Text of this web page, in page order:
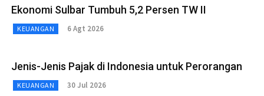
Ekonomi Sulbar Tumbuh 5,2 Persen TW II
KEUANGAN 6 Agt 2026
Jenis-Jenis Pajak di Indonesia untuk Perorangan
KEUANGAN 30 Jul 2026